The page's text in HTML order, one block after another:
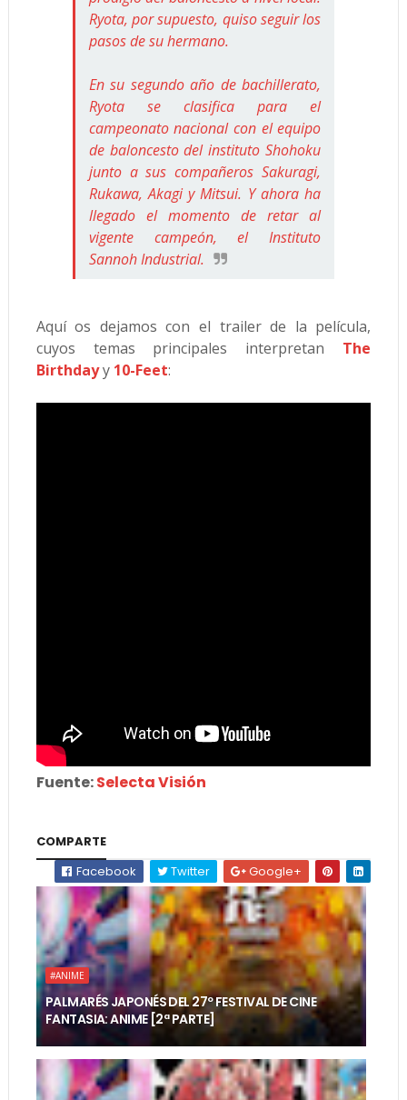
Ryota, por supuesto, quiso seguir los
pasos de su hermano.
En su segundo año de bachillerato,
Ryota se clasifica para el
campeonato nacional con el equipo
de baloncesto del instituto Shohoku
junto a sus compañeros Sakuragi,
Rukawa, Akagi y Mitsui. Y ahora ha
llegado el momento de retar al
vigente campeón, el Instituto
Sannoh Industrial.
Aquí os dejamos con el trailer de la película,
cuyos temas principales interpretan The
Birthdayy 10-Feet:
Fuente:Selecta Visión
COMPARTE
Facebook
Twitter Google+
#ANIME
PALMARÉS JAPONÉS DEL 27º FESTIVAL DE CINE
FANTASIA: ANIME [2ª PARTE]